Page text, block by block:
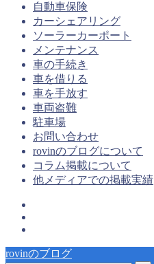
自動車保険
カーシェアリング
ソーラーカーポート
メンテナンス
車の手続き
車を借りる
車を手放す
車両盗難
駐車場
お問い合わせ
rovinのブログについて
コラム掲載について
他メディアでの掲載実績
rovinのブログ